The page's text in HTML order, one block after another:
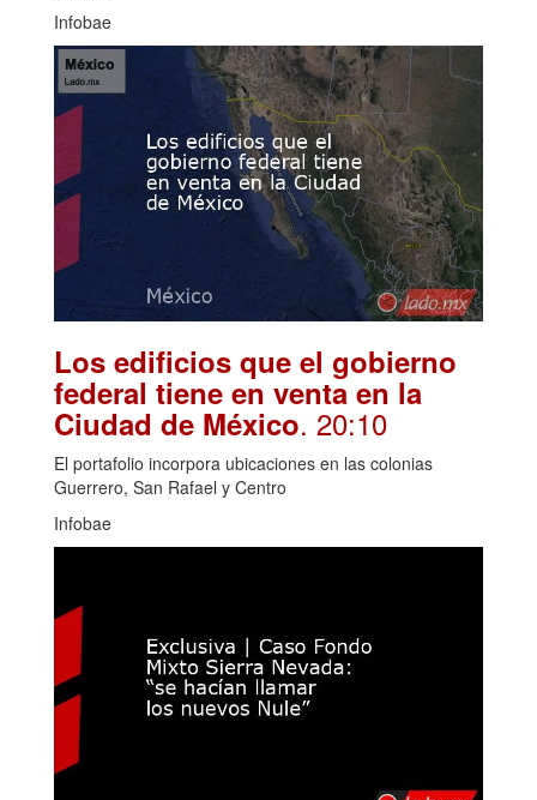
Infobae
Los edificios que el gobierno
federal tiene en venta en la
Ciudad de México. 20:10
El portafolio incorpora ubicaciones en las colonias
Guerrero, San Rafael y Centro
Infobae